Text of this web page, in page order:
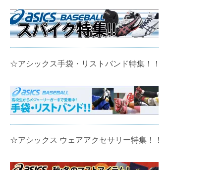
☆アシックス手袋・リストバンド特集！！
☆アシックス ウェアアクセサリー特集！！